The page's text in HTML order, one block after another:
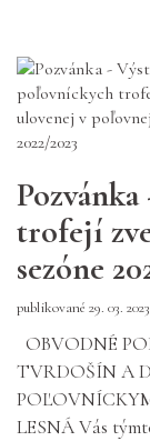
trofejí
sezóne
publikované 29. 03. 2023
OBVODNÉ
TVRDOŠÍN A
LESNÁ Vás